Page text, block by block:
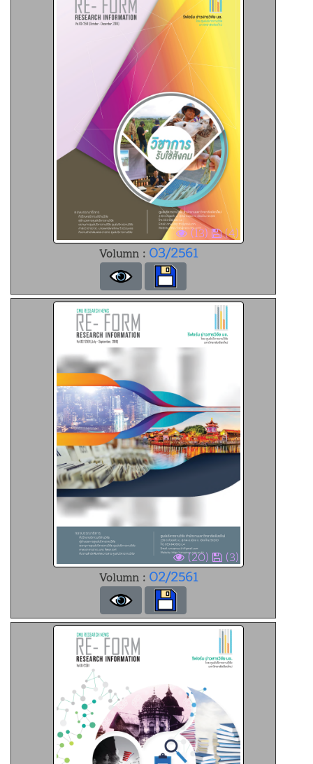
(13)
(4)
Volumn : 03/2561
(20)
(3)
Volumn : 02/2561